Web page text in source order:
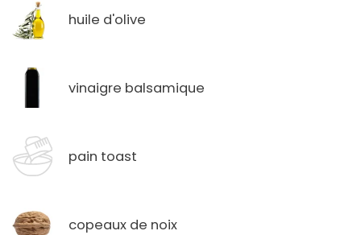
huile d'olive
vinaigre balsamique
pain toast
copeaux de noix